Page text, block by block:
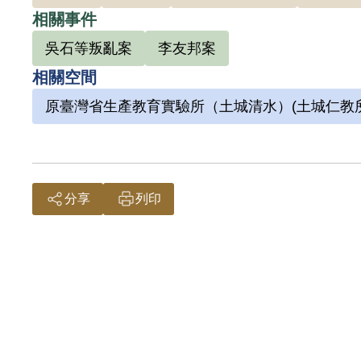
相關事件
吳石等叛亂案 李友邦案
相關空間
原臺灣省生產教育實驗所（土城清水）(土城仁教
分享 列印